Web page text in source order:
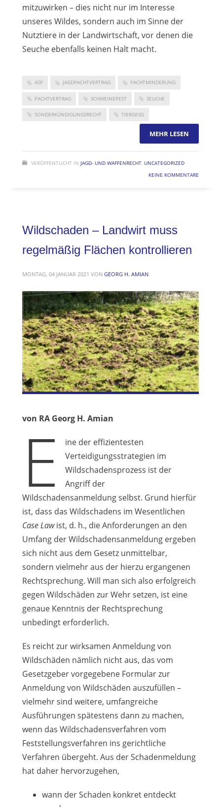
mitzuwirken – dies nicht nur im Interesse
unseres Wildes, sondern auch im Sinne der
Nutztiere in der Landwirtschaft, vor denen die
Seuche ebenfalls keinen Halt macht.
ASP JAGDPACHTVERTRAG PACHTMINDERUNG
PACHTVERTRAG SCHWEINEPEST SEUCHE
SONDERKÜNDIGUNGSRECHT TIERGESG
MEHR LESEN
VERÖFFENTLICHT IN JAGD- UND WAFFENRECHT, UNCATEGORIZED
KEINE KOMMENTARE
Wildschaden – Landwirt muss
regelmäßig Flächen kontrollieren
MONTAG, 04 JANUAR 2021 VON GEORG H. AMIAN
von RA Georg H. Amian
E
ine der effizientesten
Verteidigungsstrategien im
Wildschadensprozess ist der
Angriff der
Wildschadensanmeldung selbst. Grund hierfür
ist, dass das Wildschadens im Wesentlichen
Case Lawist, d. h., die Anforderungen an den
Umfang der Wildschadensanmeldung ergeben
sich nicht aus dem Gesetz unmittelbar,
sondern vielmehr aus der hierzu ergangenen
Rechtsprechung. Will man sich also erfolgreich
gegen Wildschäden zur Wehr setzen, ist eine
genaue Kenntnis der Rechtsprechung
unbedingt erforderlich.
Es reicht zur wirksamen Anmeldung von
Wildschäden nämlich nicht aus, das vom
Gesetzgeber vorgegebene Formular zur
Anmeldung von Wildschäden auszufüllen –
vielmehr sind weitere, umfangreiche
Ausführungen spätestens dann zu machen,
wenn das Wildschadensverfahren vom
Feststellungsverfahren ins gerichtliche
Verfahren übergeht. Aus der Schadenmeldung
hat daher hervorzugehen,
wann der Schaden konkret entdeckt